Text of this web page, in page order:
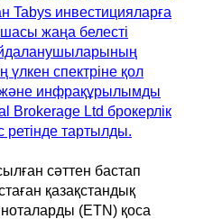
Tabys инвестицияларға
жаңа белесті
үлкен спектріне қол
және инфрақұрылымды
Brokerage Ltd брокерлік
ретінде тартылды.
сәттен бастап
қазақстандық
(ETN) қоса